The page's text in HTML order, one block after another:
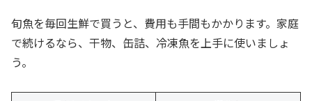
旬魚を毎回生鮮で買うと、費用も手間もかかります。家庭
で続けるなら、干物、缶詰、冷凍魚を上手に使いましょ
う。